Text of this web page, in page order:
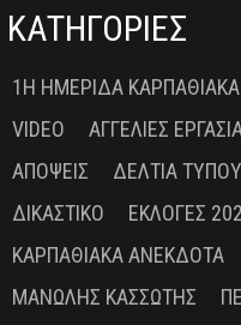
ΚΑΤΗΓΟΡΙΕΣ
1Η ΗΜΕΡΊΔΑ
VIDEO
ΑΓΓΕΛΊΕΣ
ΑΠΌΨΕΙΣ
ΔΕΛΤΊΑ ΤΎΠΟΥ
ΔΙΚΑΣΤΙΚΌ
ΕΚΛΟΓΈΣ
ΚΑΡΠΑΘΙΑΚΆ ΑΝΈΚΔΟΤΑ
ΜΑΝΏΛΗΣ ΚΑΣΣΏΤΗΣ